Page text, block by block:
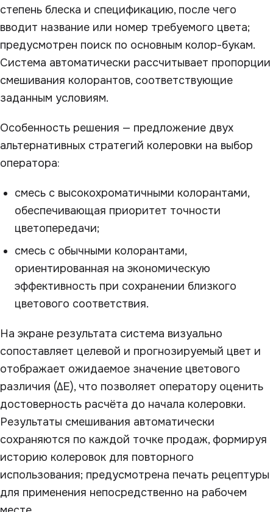
степень блеска и спецификацию, после чего
вводит название или номер требуемого цвета;
предусмотрен поиск по основным колор-букам.
Система автоматически рассчитывает пропорции
смешивания колорантов, соответствующие
заданным условиям.
Особенность решения — предложение двух
альтернативных стратегий колеровки на выбор
оператора:
смесь с высокохроматичными колорантами,
обеспечивающая приоритет точности
цветопередачи;
смесь с обычными колорантами,
ориентированная на экономическую
эффективность при сохранении близкого
цветового соответствия.
На экране результата система визуально
сопоставляет целевой и прогнозируемый цвет и
отображает ожидаемое значение цветового
различия (ΔE), что позволяет оператору оценить
достоверность расчёта до начала колеровки.
Результаты смешивания автоматически
сохраняются по каждой точке продаж, формируя
историю колеровок для повторного
использования; предусмотрена печать рецептуры
для применения непосредственно на рабочем